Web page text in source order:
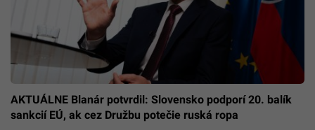
AKTUÁLNE Blanár potvrdil: Slovensko podporí 20. balík
sankcií EÚ, ak cez Družbu potečie ruská ropa